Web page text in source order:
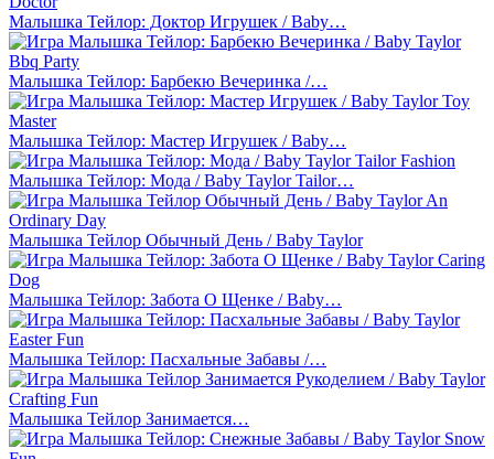
Малышка Тейлор: Доктор Игрушек / Baby…
Малышка Тейлор: Барбекю Вечеринка /…
Малышка Тейлор: Мастер Игрушек / Baby…
Малышка Тейлор: Мода / Baby Taylor Tailor…
Малышка Тейлор Обычный День / Baby Taylor
Малышка Тейлор: Забота О Щенке / Baby…
Малышка Тейлор: Пасхальные Забавы /…
Малышка Тейлор Занимается…